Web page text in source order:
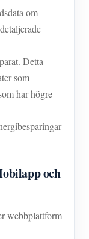
om
Detta
som
har högre
och
webbplattform